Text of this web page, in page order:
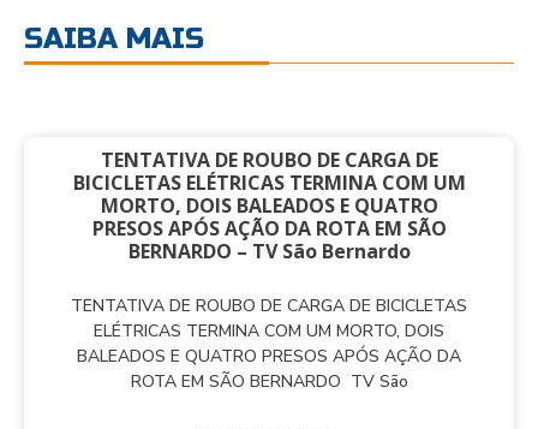
SAIBA MAIS
TENTATIVA DE ROUBO DE CARGA DE
BICICLETAS ELÉTRICAS TERMINA COM UM
MORTO, DOIS BALEADOS E QUATRO
PRESOS APÓS AÇÃO DA ROTA EM SÃO
BERNARDO – TV São Bernardo
TENTATIVA DE ROUBO DE CARGA DE BICICLETAS
ELÉTRICAS TERMINA COM UM MORTO, DOIS
BALEADOS E QUATRO PRESOS APÓS AÇÃO DA
ROTA EM SÃO BERNARDO TV São